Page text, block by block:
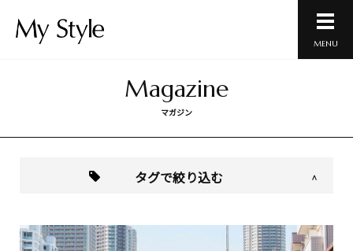
MENU
Magazine
マガジン
タグで絞り込む